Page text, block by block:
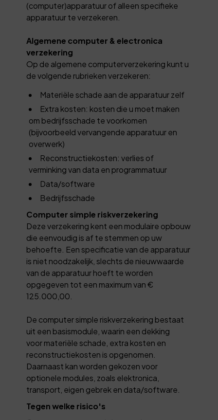
(computer)apparatuur of alleen specifieke
apparatuur te verzekeren.
Algemene computer & electronica
verzekering
Op de algemene computerverzekering kunt u
de volgende rubrieken verzekeren:
Materiële schade aan de apparatuur zelf
Extra kosten: kosten die u moet maken
om bedrijfsschade te voorkomen
(bijvoorbeeld vervangende apparatuur en
overwerk)
Reconstructiekosten: verlies of
verminking van data en programmatuur
Data/software
Bedrijfsschade
Computer simple riskverzekering
Deze verzekering kent een modulaire opbouw
die eenvoudig is af te stemmen op uw
behoefte. Een specificatie van de apparatuur
is niet noodzakelijk, slechts de nieuwwaarde
van de apparatuur hoeft te worden
opgegeven tot een maximum van €
125.000,00.
De computer simple riskverzekering bestaat
uit een basismodule, waarin een dekking
voor materiële schade, extra kosten en
reconstructiekosten is opgenomen.
Daarnaast kan worden gekozen voor
optionele modules, zoals elektronica,
transport, eigen gebrek en data/software.
Tegen welke risico's